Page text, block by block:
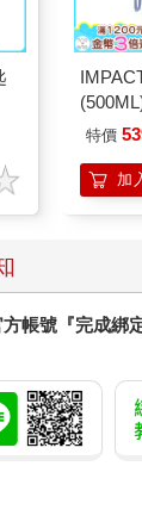
特價
加
帳號『完成綁